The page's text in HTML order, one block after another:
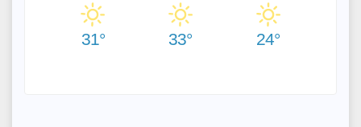
31° 33° 24°